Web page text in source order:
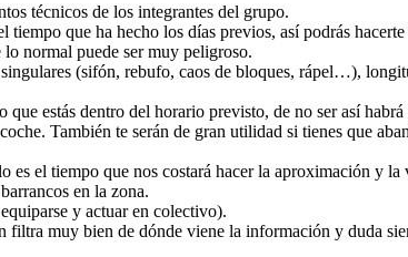
técnicos de los integrantes del grupo.
tiempo que ha hecho los días previos, así podrás
normal puede ser muy peligroso.
(sifón, rebufo, caos de bloques, rápel…),
estás dentro del horario previsto, de no ser así
También te serán de gran utilidad si tienes que
el tiempo que nos costará hacer la aproximación y la
en la zona.
y actuar en colectivo).
muy bien de dónde viene la información y duda